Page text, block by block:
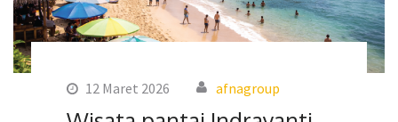
12 Maret 2026 afnagroup